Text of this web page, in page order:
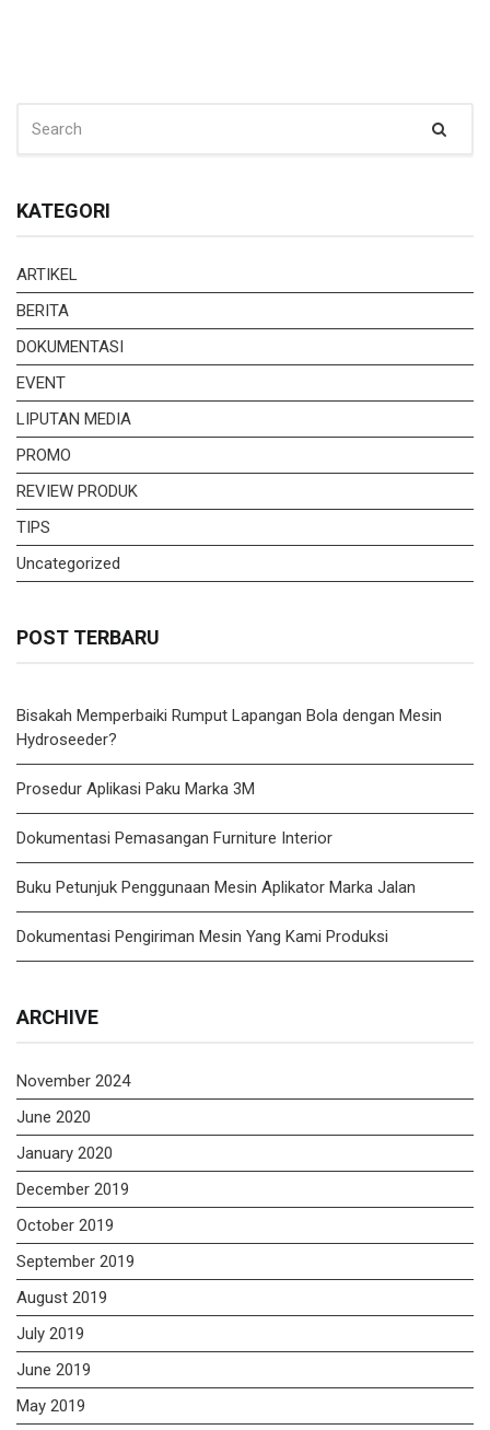
FOR:
KATEGORI
ARTIKEL
BERITA
DOKUMENTASI
EVENT
LIPUTAN MEDIA
PROMO
REVIEW PRODUK
TIPS
Uncategorized
POST TERBARU
Bisakah Memperbaiki Rumput Lapangan Bola dengan Mesin
Hydroseeder?
Prosedur Aplikasi Paku Marka 3M
Dokumentasi Pemasangan Furniture Interior
Buku Petunjuk Penggunaan Mesin Aplikator Marka Jalan
Dokumentasi Pengiriman Mesin Yang Kami Produksi
ARCHIVE
November 2024
June 2020
January 2020
December 2019
October 2019
September 2019
August 2019
July 2019
June 2019
May 2019